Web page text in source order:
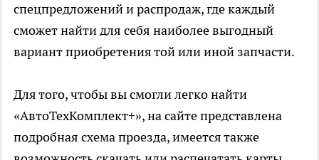
спецпредложений и распродаж, где каждый
сможет найти для себя наиболее выгодный
вариант приобретения той или иной запчасти.
Для того, чтобы вы смогли легко найти
«АвтоТехКомплект+», на сайте представлена
подробная схема проезда, имеется также